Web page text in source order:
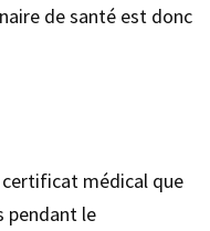
de santé est donc
certificat médical que
pendant le